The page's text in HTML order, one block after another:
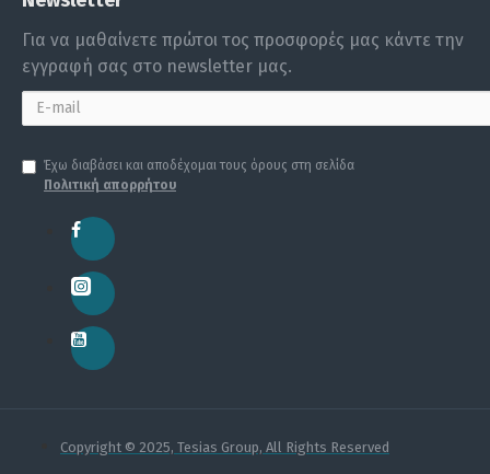
Για να μαθαίνετε πρώτοι τος προσφορές μας κάντε την
εγγραφή σας στο newsletter μας.
Έχω διαβάσει και αποδέχομαι τους όρους στη σελίδα
Πολιτική απορρήτου
Copyright © 2025, Tesias Group, All Rights Reserved